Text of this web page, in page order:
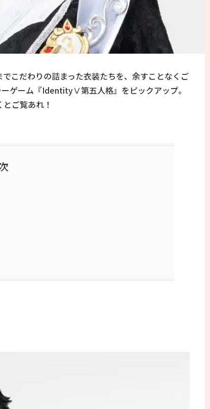
こだわりの詰まった衣装たちを、余すことなくご
ゲーム『IdentityⅤ第五人格』をピックアップ。
ご覧あれ！